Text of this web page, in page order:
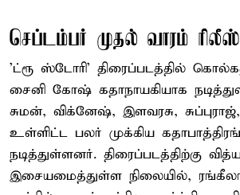
செப்டம்பர் முதல் வாரம் ரிலீஸ்
'ட்ரூ ஸ்டோரி' திரைப்படத்தில்
சைனி கோஷ் கதாநாயகியாக
சுமன், விக்னேஷ், இளவரசு, சுப்புராஜ்,
உள்ளிட்ட பலர் முக்கிய
நடித்துள்ளனர். திரைப்படத்திற்கு
இசையமைத்துள்ள நிலையில்,